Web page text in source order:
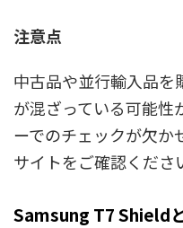
注意点
中古品や並行輸入品を
が混ざっている可能性
ーでのチェックが欠か
サイトをご確認くださ
Samsung T7 Shield